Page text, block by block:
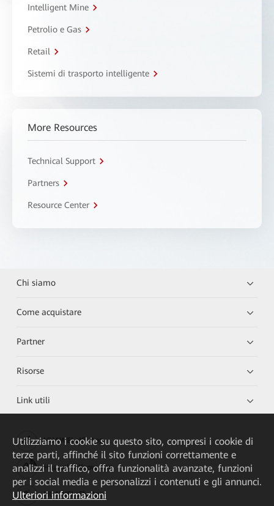
Intelligent Mine
Petrolio e Gas
Retail
Sistemi di trasporto intelligente
More Resources
Technical Support
Partners
Resource Center
Chi siamo
Come acquistare
Partner
Risorse
Link utili
HUAWEI eKit App
Huawei HiKnow App
HUAWEI eFly App
Utilizziamo i cookie su questo sito, compresi i cookie di
terze parti, affinché il sito funzioni correttamente e
analizzi il traffico, offra funzionalità avanzate, funzioni
per i social media e personalizzi i contenuti e gli annunci.
Ulteriori informazioni